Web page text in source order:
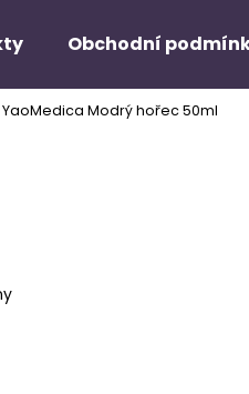
Obchodní
YaoMedica Modrý hořec 50ml
Co